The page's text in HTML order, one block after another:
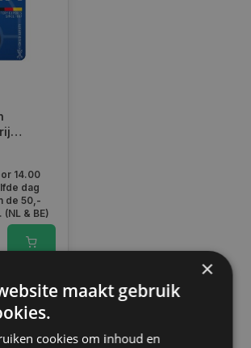
14.00
dag
de 50,-
& BE)
1
×
maakt gebruik
cookies om inhoud en